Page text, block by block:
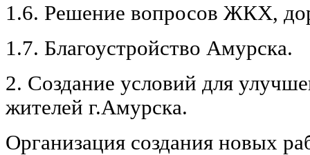
1.6. Решение вопросов ЖКХ,
1.7. Благоустройство Амурска.
2. Создание условий для
жителей г.Амурска.
Организация создания новых